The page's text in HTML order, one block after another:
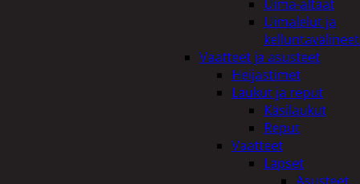
Uima-altaat
Uimalelut ja
kelluntavälineet
Vaatteet ja asusteet
Heijastimet
Laukut ja reput
Käsilaukut
Reput
Vaatteet
Lapset